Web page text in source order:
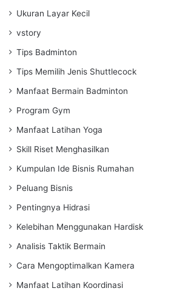
Ukuran Layar Kecil
vstory
Tips Badminton
Tips Memilih Jenis Shuttlecock
Manfaat Bermain Badminton
Program Gym
Manfaat Latihan Yoga
Skill Riset Menghasilkan
Kumpulan Ide Bisnis Rumahan
Peluang Bisnis
Pentingnya Hidrasi
Kelebihan Menggunakan Hardisk
Analisis Taktik Bermain
Cara Mengoptimalkan Kamera
Manfaat Latihan Koordinasi